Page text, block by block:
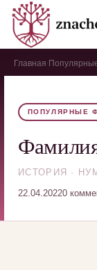
Главная
ПОПУЛЯРНЫЕ
ИСТОРИЯ ·
22.04.20220